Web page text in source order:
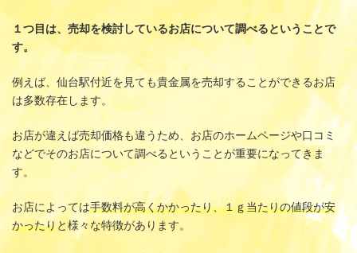
１つ目は、売却を検討しているお店について調べるということで
す。
例えば、仙台駅付近を見ても貴金属を売却することができるお店
は多数存在します。
お店が違えば売却価格も違うため、お店のホームページや口コミ
などでそのお店について調べるということが重要になってきま
す。
お店によっては手数料が高くかかったり、１ｇ当たりの値段が安
かったりと様々な特徴があります。